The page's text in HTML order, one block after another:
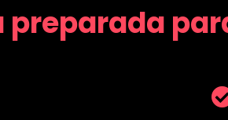
preparada